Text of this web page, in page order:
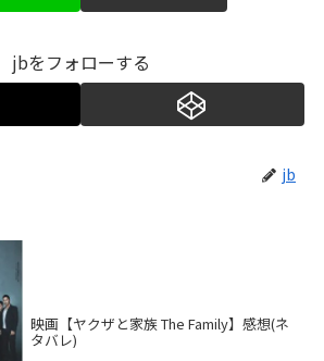
jbをフォローする
jb
映画【ヤクザと家族 The Family】感想(ネ
タバレ)